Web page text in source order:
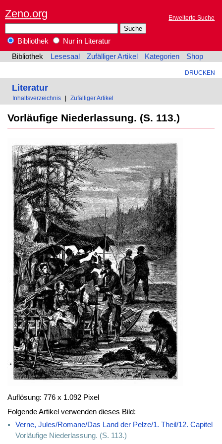
Zeno.org Erweiterte Suche
Bibliothek
Nur in Literatur
Bibliothek
Lesesaal Zufälliger Artikel Kategorien Shop
DRUCKEN
Literatur
Inhaltsverzeichnis Zufälliger Artikel
Vorläufige Niederlassung. (S. 113.)
Auflösung: 776 x 1.092 Pixel
Folgende Artikel verwenden dieses Bild:
Verne, Jules/Romane/Das Land der Pelze/1. Theil/12. Capitel
Vorläufige Niederlassung. (S. 113.)